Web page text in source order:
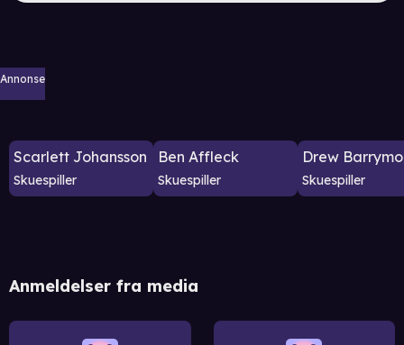
Annonse
Scarlett Johansson
Skuespiller
Ben Affleck
Skuespiller
Drew
Skuespiller
Anmeldelser fra media